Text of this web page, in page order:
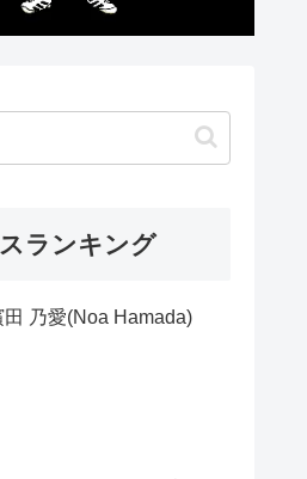
ランキング
田 乃愛(Noa Hamada)